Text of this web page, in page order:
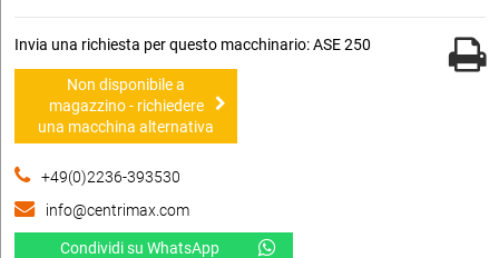
Invia una richiesta per questo macchinario: ASE 250
Non disponibile a
magazzino - richiedere
una macchina alternativa
+49(0)2236-393530
info@centrimax.com
Condividi su WhatsApp